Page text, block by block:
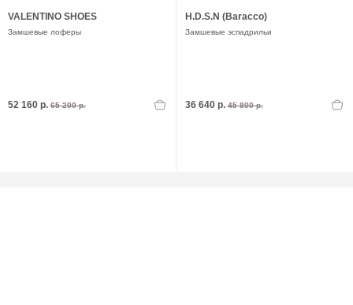
VALENTINO SHOES
Замшевые лоферы
52 160 р. 65 200 р.
H.D.S.N (Baracco)
Замшевые эспадрильи
36 640 р. 45 800 р.